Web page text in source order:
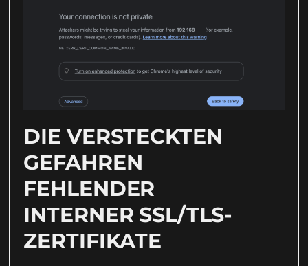
DIE VERSTECKTEN
GEFAHREN
FEHLENDER
INTERNER SSL/TLS-
ZERTIFIKATE